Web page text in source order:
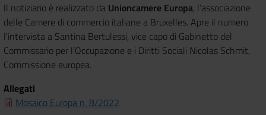
Il notiziario è realizzato da Unioncamere Europa, l’associazione
delle Camere di commercio italiane a Bruxelles. Apre il numero
l'intervista a Santina Bertulessi, vice capo di Gabinetto del
Commissario per l’Occupazione e i Diritti Sociali Nicolas Schmit,
Commissione europea.
Allegati
Mosaico Europa n. 8/2022